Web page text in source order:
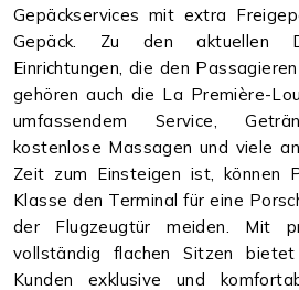
Gepäckservices mit extra
Gepäck. Zu den aktuellen
Einrichtungen, die den
gehören auch die La Première-
umfassendem Service,
kostenlose Massagen und viele
Zeit zum Einsteigen ist, können
Klasse den Terminal für eine
der Flugzeugtür meiden. Mit
vollständig flachen Sitzen
Kunden exklusive und